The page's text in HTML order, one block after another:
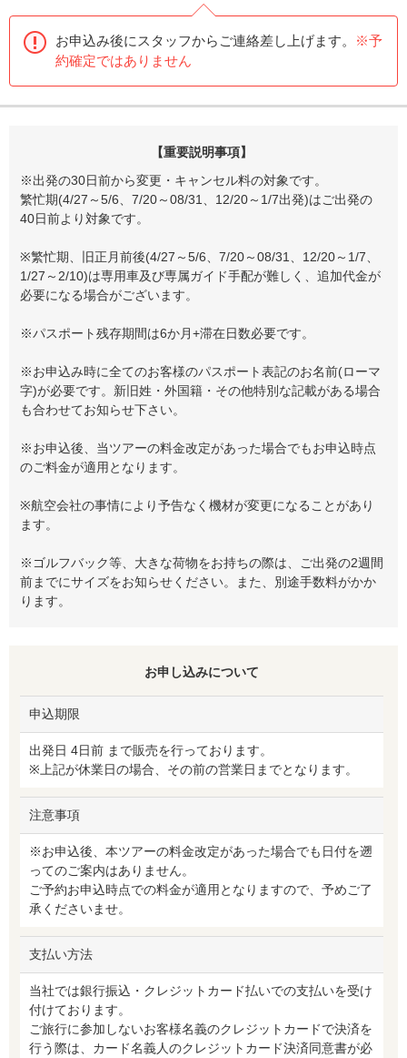
お申込み後にスタッフからご連絡差し上げます。
※予
約確定ではありません
【重要説明事項】
※出発の30日前から変更・キャンセル料の対象です。
繁忙期(4/27～5/6、7/20～08/31、12/20～1/7出発)はご出発の
40日前より対象です。
※繁忙期、旧正月前後(4/27～5/6、7/20～08/31、12/20～1/7、
1/27～2/10)は専用車及び専属ガイド手配が難しく、追加代金が
必要になる場合がございます。
※パスポート残存期間は6か月+滞在日数必要です。
※お申込み時に全てのお客様のパスポート表記のお名前(ローマ
字)が必要です。新旧姓・外国籍・その他特別な記載がある場合
も合わせてお知らせ下さい。
※お申込後、当ツアーの料金改定があった場合でもお申込時点
のご料金が適用となります。
※航空会社の事情により予告なく機材が変更になることがあり
ます。
※ゴルフバック等、大きな荷物をお持ちの際は、ご出発の2週間
前までにサイズをお知らせください。また、別途手数料がかか
ります。
お申し込みについて
申込期限
出発日 4日前 まで販売を行っております。
※上記が休業日の場合、その前の営業日までとなります。
注意事項
※お申込後、本ツアーの料金改定があった場合でも日付を遡
ってのご案内はありません。
ご予約お申込時点での料金が適用となりますので、予めご了
承くださいませ。
支払い方法
当社では銀行振込・クレジットカード払いでの支払いを受け
付けております。
ご旅行に参加しないお客様名義のクレジットカードで決済を
行う際は、カード名義人のクレジットカード決済同意書が必